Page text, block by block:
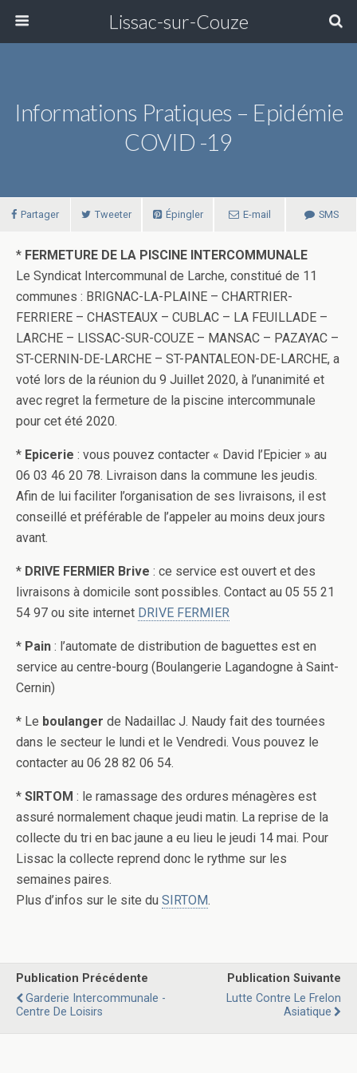
Lissac-sur-Couze
Informations Pratiques – Epidémie
COVID -19
Partager Tweeter Épingler E-mail SMS
* FERMETURE DE LA PISCINE INTERCOMMUNALE
Le Syndicat Intercommunal de Larche, constitué de 11
communes : BRIGNAC-LA-PLAINE – CHARTRIER-
FERRIERE – CHASTEAUX – CUBLAC – LA FEUILLADE –
LARCHE – LISSAC-SUR-COUZE – MANSAC – PAZAYAC –
ST-CERNIN-DE-LARCHE – ST-PANTALEON-DE-LARCHE, a
voté lors de la réunion du 9 Juillet 2020, à l’unanimité et
avec regret la fermeture de la piscine intercommunale
pour cet été 2020.
* Epicerie : vous pouvez contacter « David l’Epicier » au
06 03 46 20 78. Livraison dans la commune les jeudis.
Afin de lui faciliter l’organisation de ses livraisons, il est
conseillé et préférable de l’appeler au moins deux jours
avant.
* DRIVE FERMIER Brive : ce service est ouvert et des
livraisons à domicile sont possibles. Contact au 05 55 21
54 97 ou site internet DRIVE FERMIER
* Pain : l’automate de distribution de baguettes est en
service au centre-bourg (Boulangerie Lagandogne à Saint-
Cernin)
* Le boulanger de Nadaillac J. Naudy fait des tournées
dans le secteur le lundi et le Vendredi. Vous pouvez le
contacter au 06 28 82 06 54.
* SIRTOM : le ramassage des ordures ménagères est
assuré normalement chaque jeudi matin. La reprise de la
collecte du tri en bac jaune a eu lieu le jeudi 14 mai. Pour
Lissac la collecte reprend donc le rythme sur les
semaines paires.
Plus d’infos sur le site du SIRTOM.
Publication Précédente
Garderie Intercommunale -
Centre De Loisirs
Publication Suivante
Lutte Contre Le Frelon
Asiatique